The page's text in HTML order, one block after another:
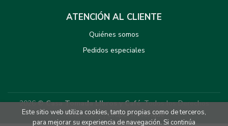
ATENCIÓN AL CLIENTE
Quiénes somos
Pedidos especiales
2026 ©Casa Tomada LIbros y Café. Todos los Derechos
Reservados |Grupo Trevenque
Este sitio web utiliza cookies, tanto propias como de terceros,
para mejorar su experiencia de navegación. Si continúa